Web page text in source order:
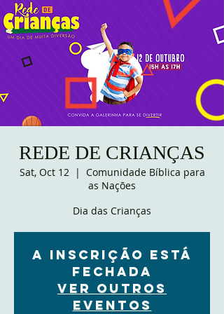
REDE DE CRIANÇAS
Sat, Oct 12
  |
Comunidade Bíblica para
as Nações
Dia das Crianças
A inscrição está
fechada
Ver outros
eventos